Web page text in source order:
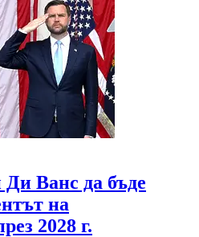
Ванс да бъде
на
2028 г.